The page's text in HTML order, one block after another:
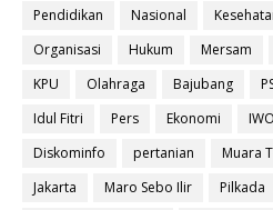
Pendidikan
Nasional
Organisasi
Hukum Mersam
KPU
Olahraga Bajubang
Idul Fitri
Pers Ekonomi IWO
Diskominfo
pertanian Muara
Jakarta
Maro Sebo Ilir Pilkada